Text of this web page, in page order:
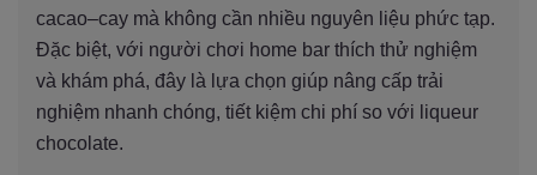
cacao–cay mà không cần nhiều nguyên liệu phức tạp.
Đặc biệt, với người chơi home bar thích thử nghiệm
và khám phá, đây là lựa chọn giúp nâng cấp trải
nghiệm nhanh chóng, tiết kiệm chi phí so với liqueur
chocolate.